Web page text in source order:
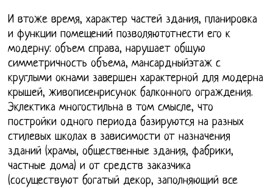
И втоже время, характер частей здания, планировка
и функции помещений позволяютотнести его к
модерну: объем справа, нарушает общую
симметричность объема, мансардныйэтаж с
круглыми окнами завершен характерной для модерна
крышей, живописенрисунок балконного ограждения.
Эклектика многостильна в том смысле, что
постройки одного периода базируются на разных
стилевых школах в зависимости от назначения
зданий (храмы, общественные здания, фабрики,
частные дома) и от средств заказчика
(сосуществуют богатый декор, заполняющий все